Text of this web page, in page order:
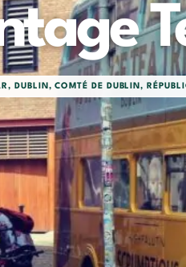
, DUBLIN ,COMTÉ DE DUBLIN,